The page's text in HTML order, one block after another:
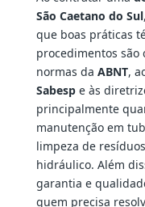
São Caetano do Sul
que boas práticas
procedimentos são
normas da ABNT,
Sabespe às
principalmente
manutenção em
limpeza de
hidráulico. Além
garantia e
quem precisa